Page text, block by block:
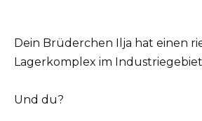
Dein Brüderchen Ilja hat einen
Lagerkomplex im
Und du?